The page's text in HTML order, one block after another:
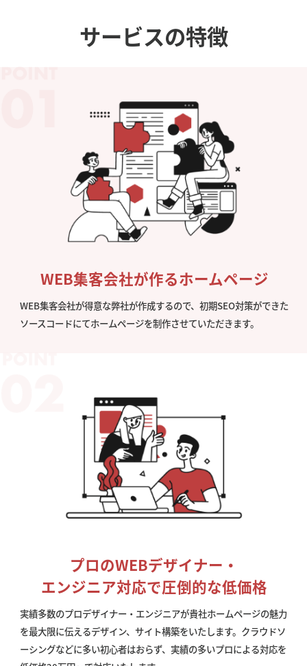
サービスの特徴
WEB集客会社が作るホームページ
WEB集客会社が得意な弊社が作成するので、初期SEO対策ができた
ソースコードにてホームページを制作させていただきます。
プロのWEBデザイナー・
エンジニア対応で圧倒的な低価格
実績多数のプロデザイナー・エンジニアが貴社ホームページの魅力
を最大限に伝えるデザイン、サイト構築をいたします。クラウドソ
ーシングなどに多い初心者はおらず、実績の多いプロによる対応を